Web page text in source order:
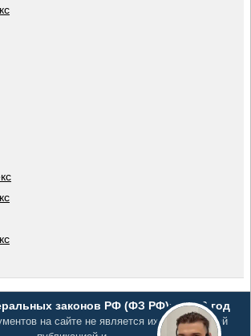
законов РФ (ФЗ РФ)», 2026 год
на сайте не является их официальной